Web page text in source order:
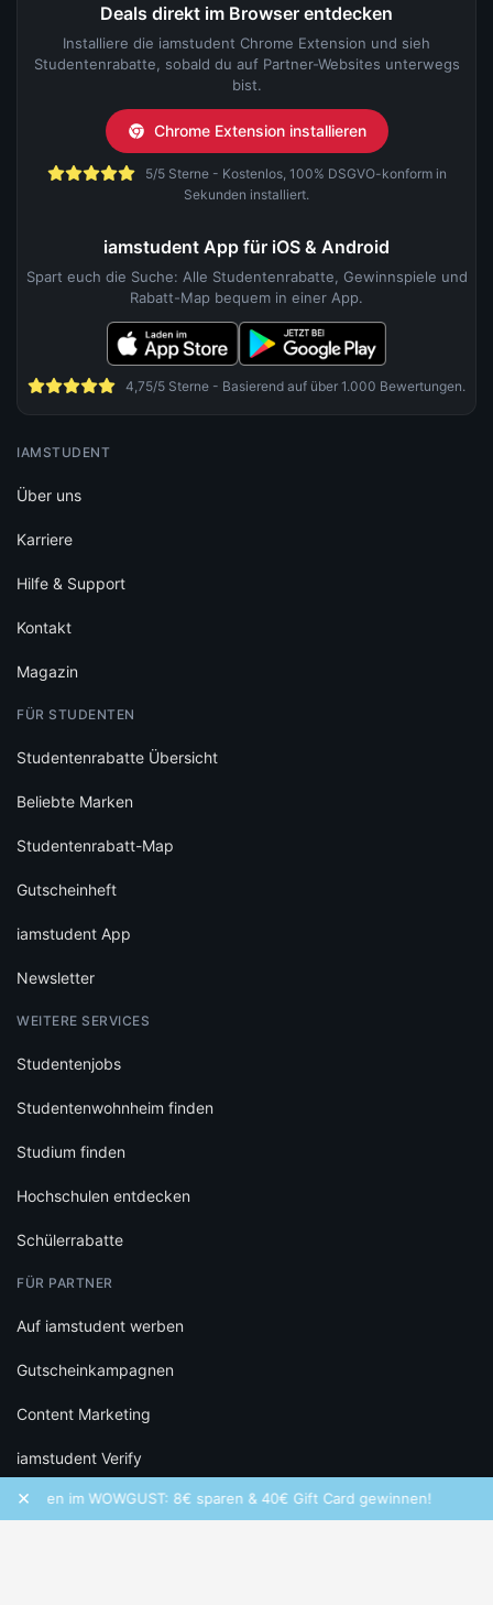
× im WOWGUST: 8€ sparen & 40€ Gift Card gewinnen!
Deals direkt im Browser entdecken
Installiere die iamstudent Chrome Extension und sieh
Studentenrabatte, sobald du auf Partner-Websites unterwegs
bist.
Chrome Extension installieren
5/5 Sterne - Kostenlos, 100% DSGVO-konform in
Sekunden installiert.
iamstudent App für iOS & Android
Spart euch die Suche: Alle Studentenrabatte, Gewinnspiele und
Rabatt-Map bequem in einer App.
4,75/5 Sterne - Basierend auf über 1.000 Bewertungen.
IAMSTUDENT
Über uns
Karriere
Hilfe & Support
Kontakt
Magazin
FÜR STUDENTEN
Studentenrabatte Übersicht
Beliebte Marken
Studentenrabatt-Map
Gutscheinheft
iamstudent App
Newsletter
WEITERE SERVICES
Studentenjobs
Studentenwohnheim finden
Studium finden
Hochschulen entdecken
Schülerrabatte
FÜR PARTNER
Auf iamstudent werben
Gutscheinkampagnen
Content Marketing
iamstudent Verify